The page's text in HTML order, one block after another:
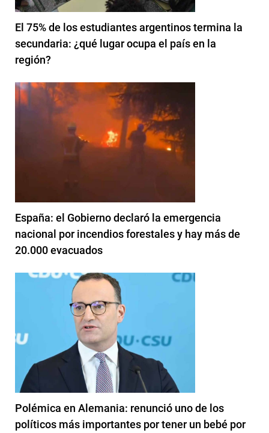
El 75% de los estudiantes argentinos termina la
secundaria: ¿qué lugar ocupa el país en la
región?
España: el Gobierno declaró la emergencia
nacional por incendios forestales y hay más de
20.000 evacuados
Polémica en Alemania: renunció uno de los
políticos más importantes por tener un bebé por